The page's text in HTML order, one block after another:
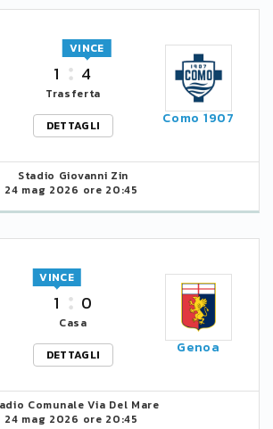
1 4
VINCE
Trasferta
DETTAGLI
Como 1907
Stadio Giovanni Zin
24 mag 2026 ore 20:45
1
VINCE
0
Casa
DETTAGLI
Genoa
Comunale Via Del Mare
24 mag 2026 ore 20:45